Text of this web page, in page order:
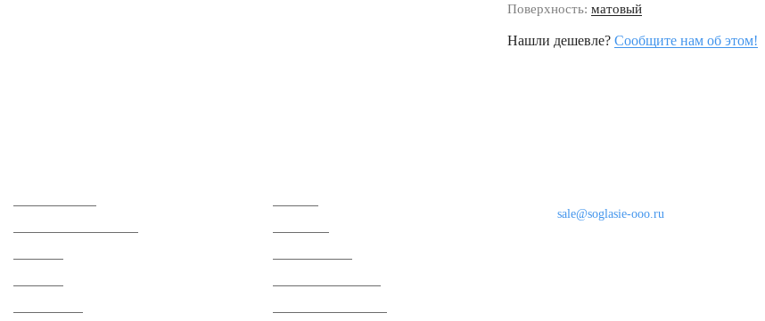
Поверхность: матовый
Нашли дешевле? Сообщите нам об этом!
sale@soglasie-ooo.ru